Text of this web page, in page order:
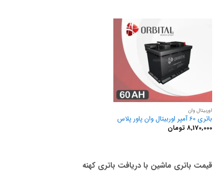
اوربیتال وان
باتری 60 آمپر اوربیتال وان پاور پلاس
8,170,000 تومان
قیمت باتری ماشین با دریافت باتری کهنه